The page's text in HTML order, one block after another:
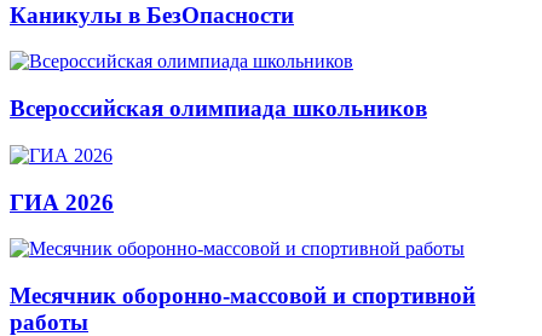
Каникулы в БезОпасности
Всероссийская олимпиада школьников
ГИА 2026
Месячник оборонно-массовой и спортивной
работы